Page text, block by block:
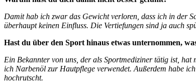
Damit hab ich zwar das Gewicht verloren, dass ich in der
überhaupt keinen Einfluss. Die Vertiefungen sind ja auch
Hast du über den Sport hinaus etwas unternommen,
Ein Bekannter von uns, der als Sportmediziner tätig ist,
ich Narbenöl zur Hautpflege verwendet. Außerdem habe
hochrutscht.